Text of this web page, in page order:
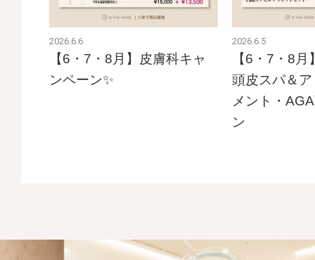
2026.6.6
【6・7・8月】皮膚科キャ
ンペーン✨
2026.6.5
【6・7・8
頭皮スパ＆
メント・
ン